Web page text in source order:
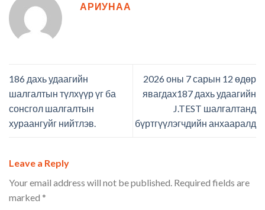
АРИУНАА
186 дахь удаагийн
шалгалтын түлхүүр үг ба
сонсгол шалгалтын
хураангуйг нийтлэв.
2026 оны 7 сарын 12 өдөр
явагдах187 дахь удаагийн
J.TEST шалгалтанд
бүртгүүлэгчдийн анхааралд
Leave a Reply
Your email address will not be published. Required fields are
marked *